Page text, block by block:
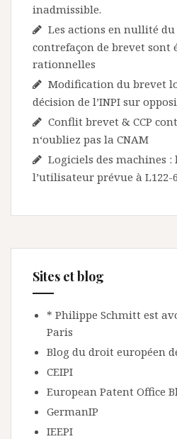
inadmissible.
Les actions en nullité
contrefaçon de brevet sont
rationnelles
Modification du brevet
décision de l’INPI sur
Conflit brevet & CCP
n‘oubliez pas la CNAM
Logiciels des machines :
l’utilisateur prévue à L122-
Sites et blog
* Philippe Schmitt est
Paris
Blog du droit européen
CEIPI
European Patent Office
GermanIP
IEEPI